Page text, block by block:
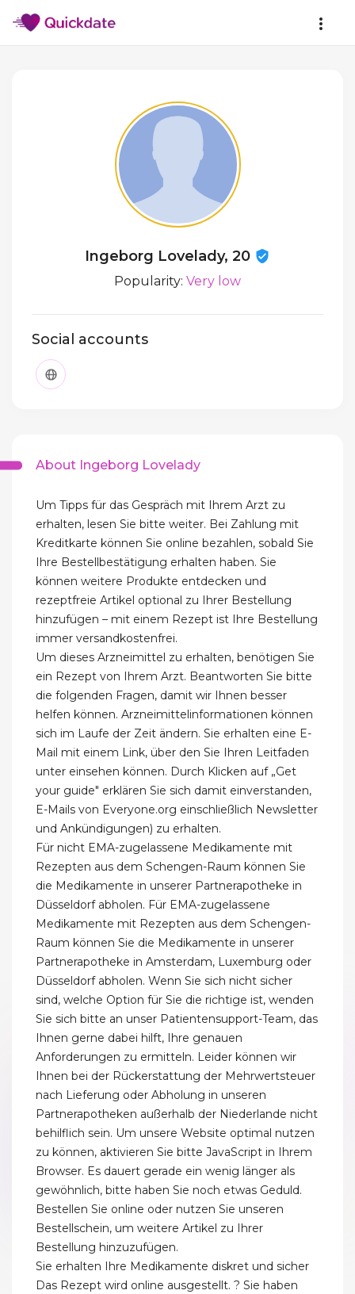
Ingeborg Lovelady, 20
Popularity: Very low
Social accounts
About Ingeborg Lovelady
Um Tipps für das Gespräch mit Ihrem Arzt zu
erhalten, lesen Sie bitte weiter. Bei Zahlung mit
Kreditkarte können Sie online bezahlen, sobald Sie
Ihre Bestellbestätigung erhalten haben. Sie
können weitere Produkte entdecken und
rezeptfreie Artikel optional zu Ihrer Bestellung
hinzufügen – mit einem Rezept ist Ihre Bestellung
immer versandkostenfrei.
Um dieses Arzneimittel zu erhalten, benötigen Sie
ein Rezept von Ihrem Arzt. Beantworten Sie bitte
die folgenden Fragen, damit wir Ihnen besser
helfen können. Arzneimittelinformationen können
sich im Laufe der Zeit ändern. Sie erhalten eine E-
Mail mit einem Link, über den Sie Ihren Leitfaden
unter einsehen können. Durch Klicken auf „Get
your guide" erklären Sie sich damit einverstanden,
E-Mails von Everyone.org einschließlich Newsletter
und Ankündigungen) zu erhalten.
Für nicht EMA-zugelassene Medikamente mit
Rezepten aus dem Schengen-Raum können Sie
die Medikamente in unserer Partnerapotheke in
Düsseldorf abholen. Für EMA-zugelassene
Medikamente mit Rezepten aus dem Schengen-
Raum können Sie die Medikamente in unserer
Partnerapotheke in Amsterdam, Luxemburg oder
Düsseldorf abholen. Wenn Sie sich nicht sicher
sind, welche Option für Sie die richtige ist, wenden
Sie sich bitte an unser Patientensupport-Team, das
Ihnen gerne dabei hilft, Ihre genauen
Anforderungen zu ermitteln. Leider können wir
Ihnen bei der Rückerstattung der Mehrwertsteuer
nach Lieferung oder Abholung in unseren
Partnerapotheken außerhalb der Niederlande nicht
behilflich sein. Um unsere Website optimal nutzen
zu können, aktivieren Sie bitte JavaScript in Ihrem
Browser. Es dauert gerade ein wenig länger als
gewöhnlich, bitte haben Sie noch etwas Geduld.
Bestellen Sie online oder nutzen Sie unseren
Bestellschein, um weitere Artikel zu Ihrer
Bestellung hinzuzufügen.
Sie erhalten Ihre Medikamente diskret und sicher
Das Rezept wird online ausgestellt. ? Sie haben